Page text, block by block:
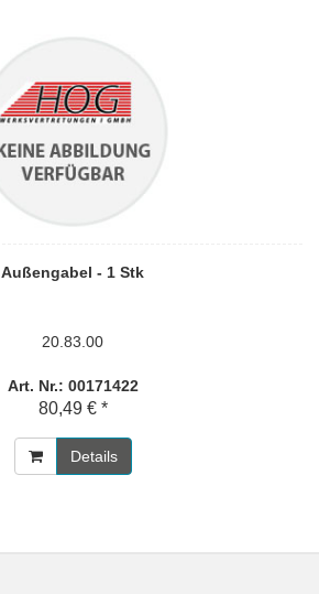
Außengabel - 1 Stk
20.83.00
Art. Nr.: 00171422
80,49 € *
Details